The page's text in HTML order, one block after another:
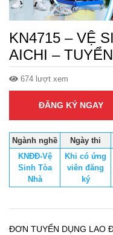
KN4715 – VỆ
AICHI –
674 lượt xem
ĐĂNG KÝ NGAY
Ngành nghề Ngày thi
KNĐĐ-Vệ
Sinh Tòa
Nhà
Khi có ứng
viên đăng
ký
ĐƠN TUYỂN DỤNG LAO